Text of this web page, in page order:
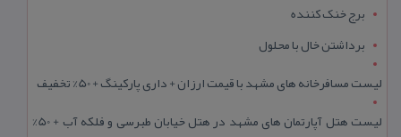
برج خنک کننده
برداشتن خال با محلول
لیست مسافرخانه های مشهد با قیمت ارزان + داری پارکینگ + 50% تخفیف
لیست هتل آپارتمان های مشهد در هتل خیابان طبرسی و فلکه آب + 50%